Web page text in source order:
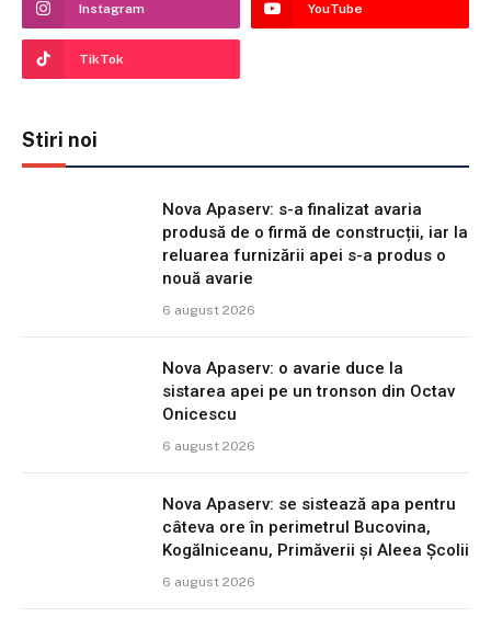
Instagram YouTube
TikTok
Stiri noi
Nova Apaserv: s-a finalizat avaria
produsă de o firmă de construcții, iar la
reluarea furnizării apei s-a produs o
nouă avarie
6 august 2026
Nova Apaserv: o avarie duce la
sistarea apei pe un tronson din Octav
Onicescu
6 august 2026
Nova Apaserv: se sistează apa pentru
câteva ore în perimetrul Bucovina,
Kogălniceanu, Primăverii și Aleea Școlii
6 august 2026